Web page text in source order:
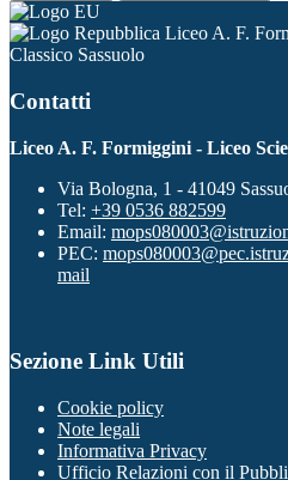
Liceo A. F.
Classico Sassuolo
Contatti
Liceo A. F. Formiggini - Liceo
Via Bologna, 1 - 41049
Tel: +39 0536 882599
Email:
PEC:
mail
Sezione Link Utili
Cookie policy
Note legali
Informativa Privacy
Ufficio Relazioni con il